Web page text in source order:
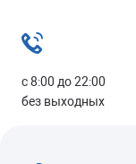
с 8:00 до 22:00
без выходных